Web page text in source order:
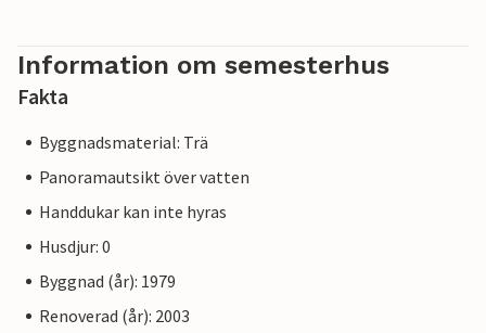
Information om semesterhus
Fakta
Byggnadsmaterial: Trä
Panoramautsikt över vatten
Handdukar kan inte hyras
Husdjur: 0
Byggnad (år): 1979
Renoverad (år): 2003